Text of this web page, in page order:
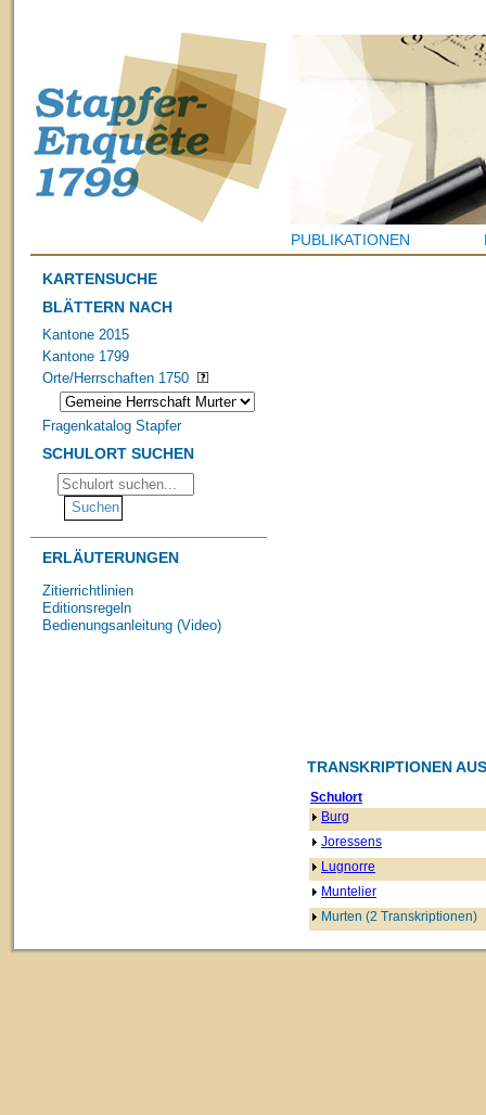
PUBLIKATIONEN
KARTENSUCHE
BLÄTTERN NACH
Kantone 2015
Kantone 1799
Orte/Herrschaften 1750
Fragenkatalog Stapfer
SCHULORT SUCHEN
ERLÄUTERUNGEN
Zitierrichtlinien
Editionsregeln
Bedienungsanleitung (Video)
TRANSKRIPTIONEN
Schulort
Burg
Joressens
Lugnorre
Muntelier
Murten (2 Transkriptionen)